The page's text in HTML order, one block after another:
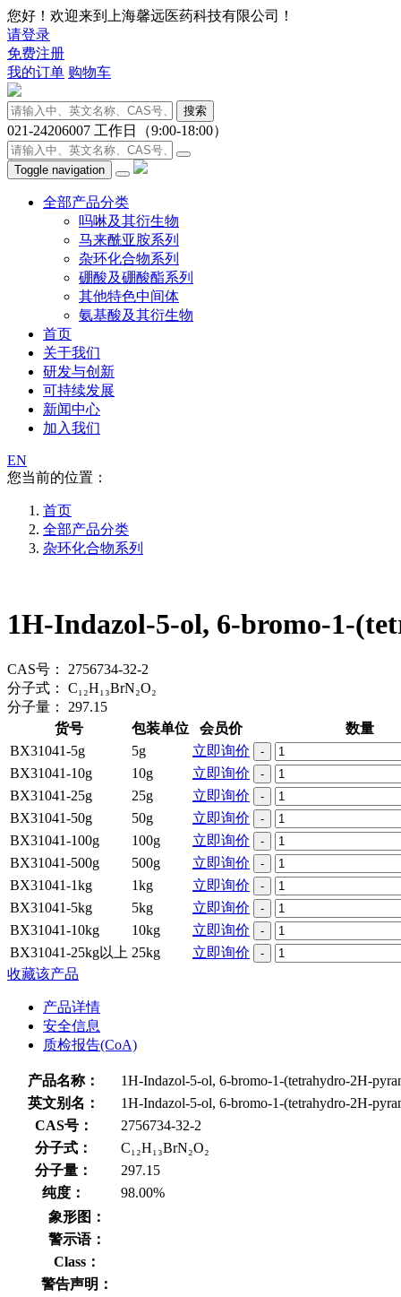
您好！欢迎来到上海馨远医药科技有限公司！
请登录
免费注册
我的订单 购物车
搜索
021-24206007 工作日（9:00-18:00）
Toggle navigation
全部产品分类
吗啉及其衍生物
马来酰亚胺系列
杂环化合物系列
硼酸及硼酸酯系列
其他特色中间体
氨基酸及其衍生物
首页
关于我们
研发与创新
可持续发展
新闻中心
加入我们
EN
您当前的位置：
首页
全部产品分类
杂环化合物系列
1H-Indazol-5-ol, 6-bromo-1-
CAS号：
2756734-32-2
分子式：
C₁₂H₁₃BrN₂O₂
分子量：
297.15
货号
包装单位 会员价
数量
BX31041-5g
5g 立即询价 -
BX31041-10g 10g 立即询价 -
BX31041-25g 25g 立即询价 -
BX31041-50g 50g 立即询价 -
BX31041-100g 100g 立即询价 -
BX31041-500g 500g 立即询价 -
BX31041-1kg 1kg 立即询价 -
BX31041-5kg 5kg 立即询价 -
BX31041-10kg 10kg 立即询价 -
BX31041-25kg以上 25kg 立即询价 -
收藏该产品
产品详情
安全信息
质检报告(CoA)
产品名称：
1H-Indazol-5-ol, 6-bromo-1-(tetrahydro-2H-
英文别名：
1H-Indazol-5-ol, 6-bromo-1-(tetrahydro-2H-
CAS号：
2756734-32-2
分子式：
C₁₂H₁₃BrN₂O₂
分子量：
297.15
纯度：
98.00%
象形图：
警示语：
Class：
警告声明：